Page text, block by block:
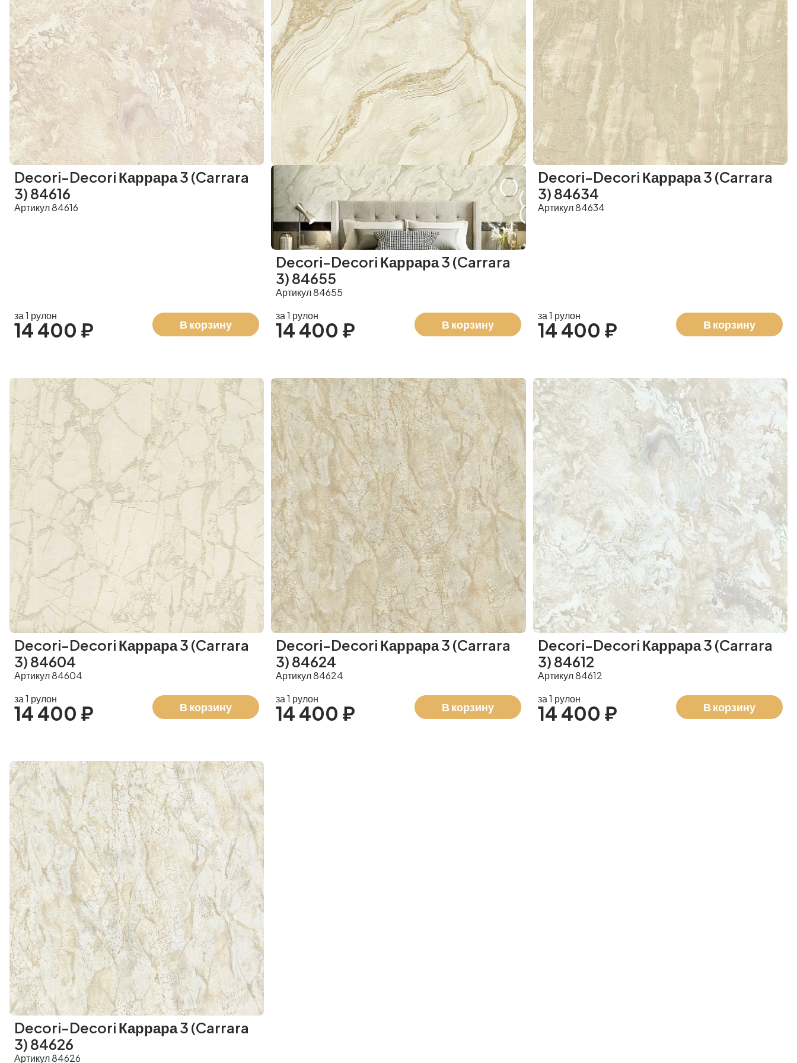
Decori-Decori Каррара 3 (Carrara
3) 84616
Артикул 84616
за 1 рулон
14 400 ₽ В корзину
Decori-Decori Каррара 3 (Carrara
3) 84655
Артикул 84655
за 1 рулон
14 400 ₽ В корзину
Decori-Decori Каррара 3 (Carrara
3) 84634
Артикул 84634
за 1 рулон
14 400 ₽ В корзину
Decori-Decori Каррара 3 (Carrara
3) 84604
Артикул 84604
за 1 рулон
14 400 ₽ В корзину
Decori-Decori Каррара 3 (Carrara
3) 84624
Артикул 84624
за 1 рулон
14 400 ₽ В корзину
Decori-Decori Каррара 3 (Carrara
3) 84612
Артикул 84612
за 1 рулон
14 400 ₽ В корзину
Decori-Decori Каррара 3 (Carrara
3) 84626
Артикул 84626